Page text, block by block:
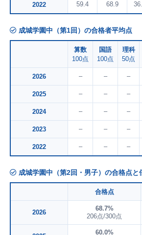
2022 59.4 68.9
成城学園中（第1回）の合格者平均点
算数
100点
国語
100点
理科
50点
2026 – – –
2025 – – –
2024 – – –
2023 – – –
2022 – – –
成城学園中（第2回・男子）の合格点と
合格点
2026
68.7%
206点/300点
60.0%